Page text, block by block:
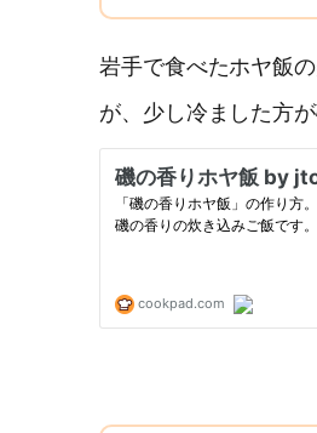
岩手で食べたホヤ飯
が、少し冷ました方